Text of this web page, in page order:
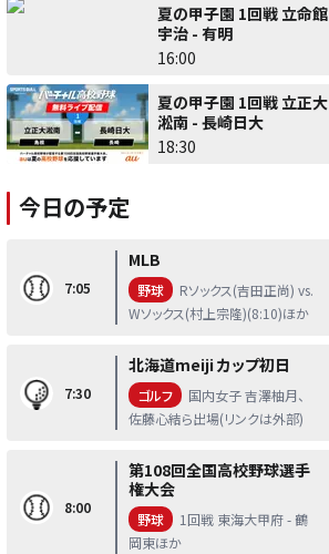
夏の甲子園 1回戦 立命館
宇治 - 有明
16:00
夏の甲子園 1回戦 立正大
淞南 - 長崎日大
18:30
今日の予定
7:05
MLB
野球
Rソックス(吉田正尚) vs.
Wソックス(村上宗隆)(8:10)ほか
7:30
北海道meiji カップ初日
ゴルフ
国内女子 吉澤柚月、
佐藤心結ら出場(リンクは外部)
8:00
第108回全国高校野球選手
権大会
野球
1回戦 東海大甲府 - 鶴
岡東ほか